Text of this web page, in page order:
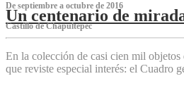
De septiembre a octubre de 2016
Un centenario de
Castillo de Chapultepec
En la colección de casi cien mil objetos
que reviste especial interés: el Cuadro